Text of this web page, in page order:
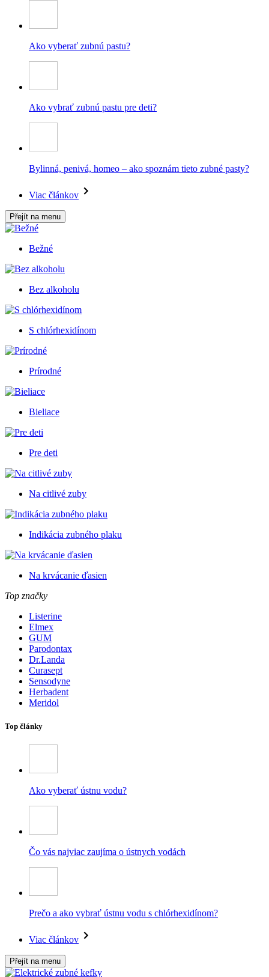
Ako vyberať zubnú pastu?
Ako vybrať zubnú pastu pre deti?
Bylinná, penivá, homeo – ako spoznám tieto zubné pasty?
Viac článkov
Přejít na menu
Bežné
Bez alkoholu
S chlórhexidínom
Prírodné
Bieliace
Pre deti
Na citlivé zuby
Indikácia zubného plaku
Na krvácanie ďasien
Top značky
Listerine
Elmex
GUM
Parodontax
Dr.Landa
Curasept
Sensodyne
Herbadent
Meridol
Top články
Ako vyberať ústnu vodu?
Čo vás najviac zaujíma o ústnych vodách
Prečo a ako vybrať ústnu vodu s chlórhexidínom?
Viac článkov
Přejít na menu